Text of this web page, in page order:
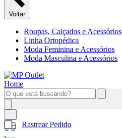
Voltar
Roupas, Calçados e Acessórios
Linha Ortopédica
Moda Feminina e Acessórios
Moda Masculina e Acessórios
Rastrear Pedido